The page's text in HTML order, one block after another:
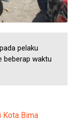
pelaku
beberap waktu
Kota Bima